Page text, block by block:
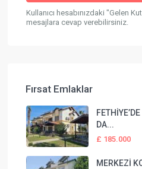
Kullanıcı hesabınızdaki "Gelen
mesajlara cevap verebilirsiniz.
Fırsat Emlaklar
DA...
£ 185.000
MERKEZİ